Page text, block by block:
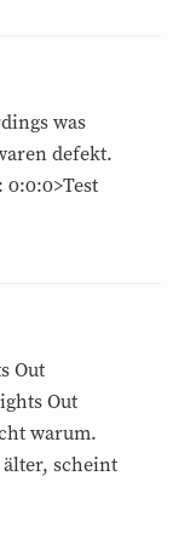
was
defekt.
0:0:0>Test
Out
Out
warum.
scheint